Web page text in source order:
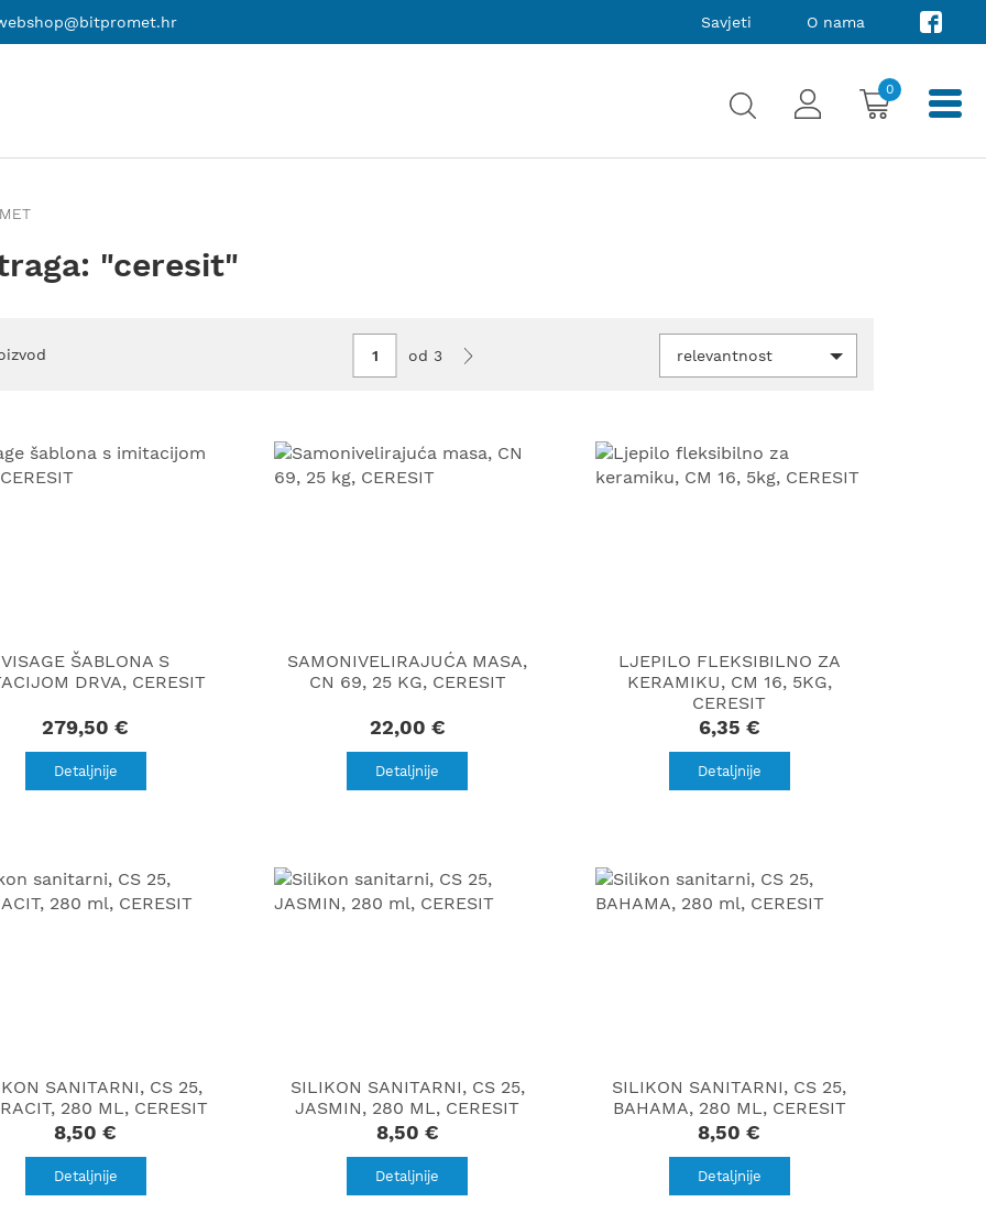
Savjeti O nama
0
"ceresit"
od 3 relevantnost
VISAGE ŠABLONA S
DRVA, CERESIT
279,50 €
Detaljnije
SAMONIVELIRAJUĆA MASA,
CN 69, 25 KG, CERESIT
22,00 €
Detaljnije
LJEPILO FLEKSIBILNO ZA
KERAMIKU, CM 16, 5KG,
CERESIT
6,35 €
Detaljnije
SANITARNI, CS 25,
280 ML, CERESIT
8,50 €
Detaljnije
SILIKON SANITARNI, CS 25,
JASMIN, 280 ML, CERESIT
8,50 €
Detaljnije
SILIKON SANITARNI, CS 25,
BAHAMA, 280 ML, CERESIT
8,50 €
Detaljnije